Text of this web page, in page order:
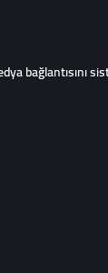
bağlantısını